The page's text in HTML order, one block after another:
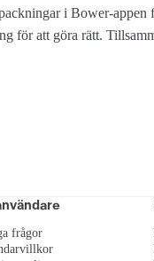
i Bower-appen
för att göra rätt.
frågor